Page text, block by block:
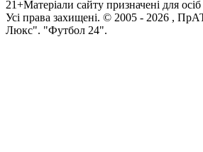
21+Матеріали сайту призначені для
Усi права захищенi. © 2005 - 2026 ,
Люкс". "Футбол 24".